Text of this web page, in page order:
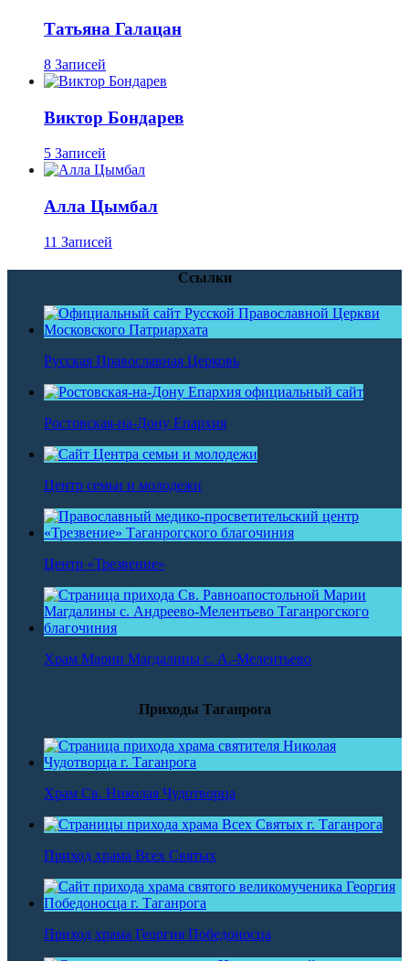
Татьяна Галацан
8 Записей
Виктор Бондарев
5 Записей
Алла Цымбал
11 Записей
Ссылки
Русская Православная Церковь
Ростовская-на-Дону Епархия
Центр семьи и молодежи
Центр «Трезвение»
Храм Марии Магдалины с. А.-Мелентьево
Приходы Таганрога
Храм Св. Николая Чудотворца
Приход храма Всех Святых
Приход храма Георгия Победоносца